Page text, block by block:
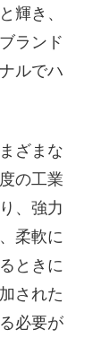
輝き、
ランド
ルでハ
ざまな
の工業
、強力
柔軟に
ときに
された
必要が